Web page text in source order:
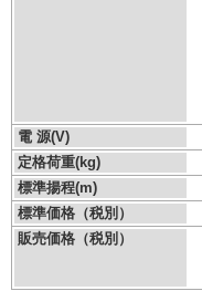
電 源(V)
定格荷重(kg)
標準揚程(m)
標準価格（税別）
販売価格（税別）